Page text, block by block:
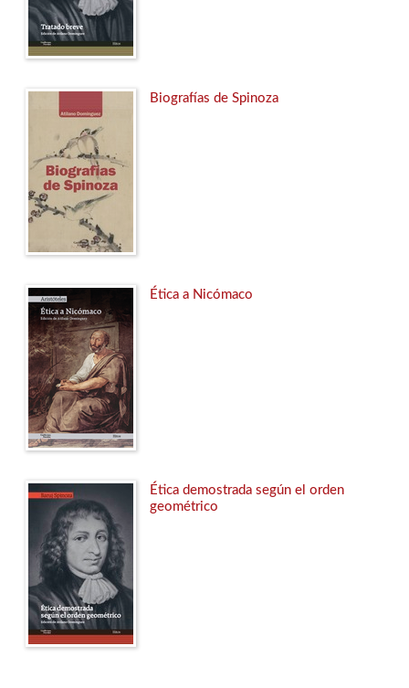
Biografías de Spinoza
Ética a Nicómaco
Ética demostrada según el orden
geométrico